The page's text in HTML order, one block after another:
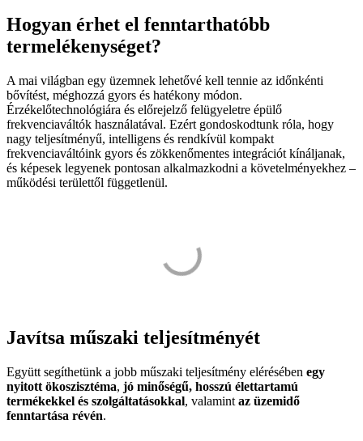
Hogyan érhet el fenntarthatóbb
termelékenységet?
A mai világban egy üzemnek lehetővé kell tennie az időnkénti
bővítést, méghozzá gyors és hatékony módon.
Érzékelőtechnológiára és előrejelző felügyeletre épülő
frekvenciaváltók használatával. Ezért gondoskodtunk róla, hogy
nagy teljesítményű, intelligens és rendkívül kompakt
frekvenciaváltóink gyors és zökkenőmentes integrációt kínáljanak,
és képesek legyenek pontosan alkalmazkodni a követelményekhez –
működési területtől függetlenül.
Javítsa műszaki teljesítményét
Együtt segíthetünk a jobb műszaki teljesítmény elérésében egy
nyitott ökoszisztéma, jó minőségű, hosszú élettartamú
termékekkel és szolgáltatásokkal, valamint az üzemidő
fenntartása révén.